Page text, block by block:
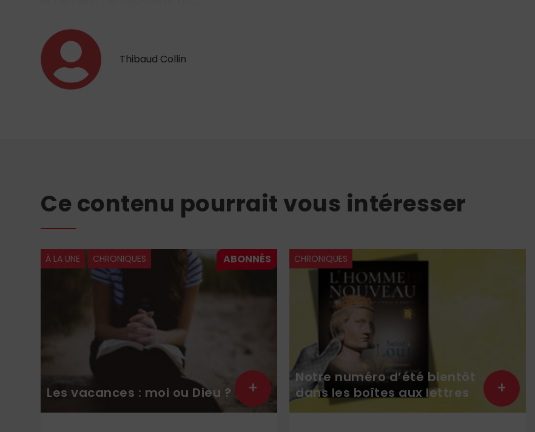
Thibaud Collin
Ce contenu pourrait vous intéresser
: moi ou Dieu ? +
CHRONIQUES
Notre numéro d’été bientôt
dans les boîtes aux lettres
+
Carte
et francité